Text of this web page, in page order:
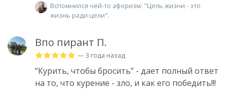
Вспомнился чей-то афоризм: "Цель жизни - это
жизнь ради цели".
Впо пирант П.
— 3 года назад
“Курить, чтобы бросить” - дает полный ответ
на то, что курение - зло, и как его победить!!!